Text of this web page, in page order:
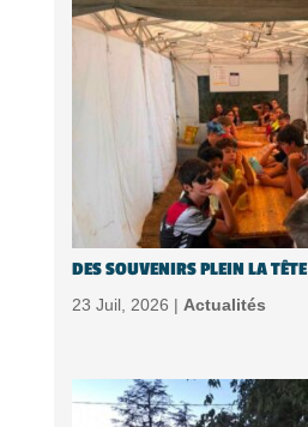
DES SOUVENIRS PLEIN LA TÊTE
23 Juil, 2026 | Actualités